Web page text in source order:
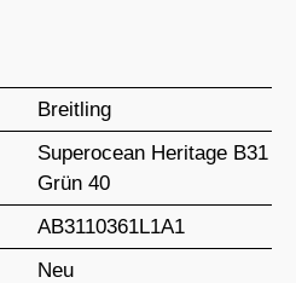
Breitling
Superocean Heritage B31
Grün 40
AB3110361L1A1
Neu